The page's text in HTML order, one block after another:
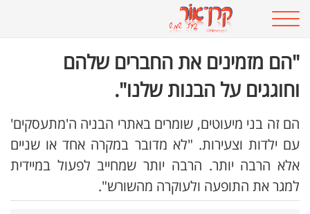
"הם מזמינים את החברים שלהם
וחוגגים על הבנות שלנו".
הם זה בני מיעוטים, שומרים באתרי הבניה ה'מתעסקים'
עם ילדות וצעירות. "לא מדובר במקרה אחד או שניים
אלא הרבה יותר. הרבה יותר שמחייב לפעול במיידית
למגר את התופעה ולעוקרה מהשורש".